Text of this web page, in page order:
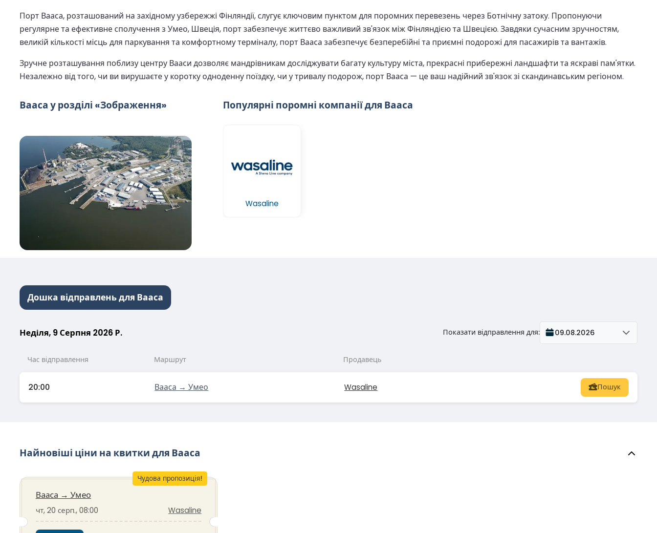
Порт Вааса, розташований на західному узбережжі Фінляндії, слугує ключовим пунктом для поромних перевезень через Ботнічну затоку. Пропонуючи
регулярне та ефективне сполучення з Умео, Швеція, порт забезпечує життєво важливий зв'язок між Фінляндією та Швецією. Завдяки сучасним зручностям,
великій кількості місць для паркування та комфортному терміналу, порт Вааса забезпечує безперебійні та приємні подорожі для пасажирів та вантажів.
Зручне розташування поблизу центру Вааси дозволяє мандрівникам досліджувати багату культуру міста, прекрасні прибережні ландшафти та яскраві пам'ятки.
Незалежно від того, чи ви вирушаєте у коротку одноденну поїздку, чи у тривалу подорож, порт Вааса — це ваш надійний зв'язок зі скандинавським регіоном.
Вааса у розділі «Зображення» Популярні поромні компанії для Вааса
Wasaline
Дошка відправлень для Вааса
Неділя, 9 Серпня 2026 Р. Показати відправлення для: 09.08.2026
Час відправлення Маршрут Продавець
20:00 Вааса → Умео Wasaline Пошук
Найновіші ціни на квитки для Вааса
Чудова пропозиція!
Вааса → Умео
чт, 20 серп., 08:00 Wasaline